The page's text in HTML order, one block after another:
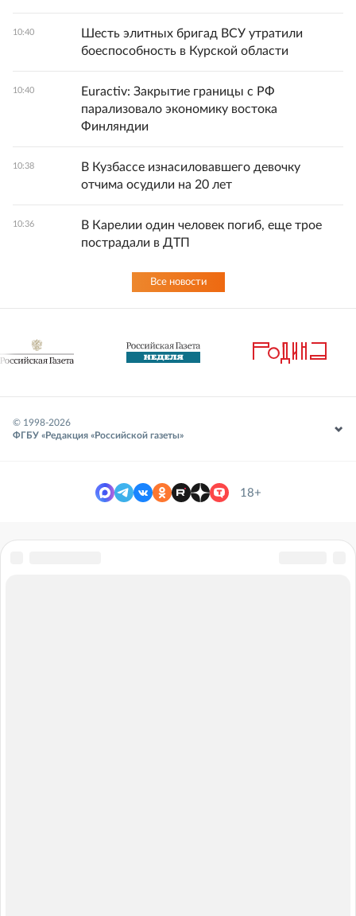
10:40
Шесть элитных бригад ВСУ утратили
боеспособность в Курской области
10:40
Euractiv: Закрытие границы с РФ
парализовало экономику востока
Финляндии
10:38
В Кузбассе изнасиловавшего девочку
отчима осудили на 20 лет
10:36
В Карелии один человек погиб, еще трое
пострадали в ДТП
Все новости
© 1998-2026
ФГБУ «Редакция «Российской газеты»
18+